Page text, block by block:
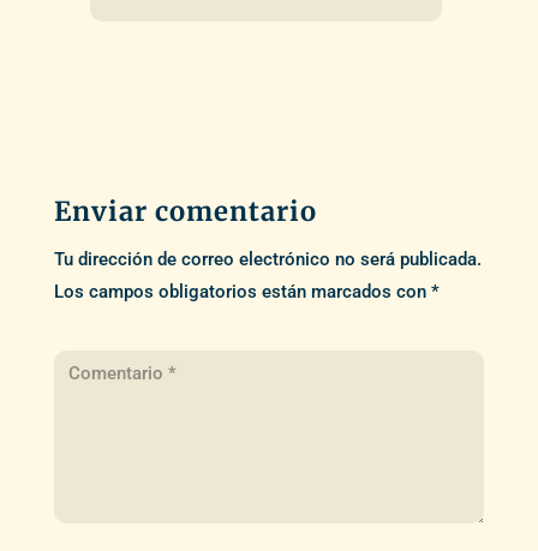
Enviar comentario
Tu dirección de correo electrónico no será publicada.
Los campos obligatorios están marcados con *